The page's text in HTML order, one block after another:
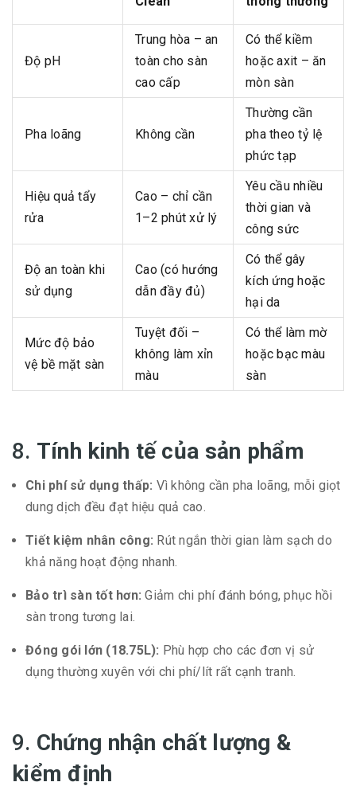
Độ pH
Trung hòa – an
toàn cho sàn
cao cấp
Có thể kiềm
hoặc axit – ăn
mòn sàn
Pha loãng Không cần
Thường cần
pha theo tỷ lệ
phức tạp
Hiệu quả tẩy
rửa
Cao – chỉ cần
1–2 phút xử lý
Yêu cầu nhiều
thời gian và
công sức
Độ an toàn khi
sử dụng
Cao (có hướng
dẫn đầy đủ)
Có thể gây
kích ứng hoặc
hại da
Mức độ bảo
vệ bề mặt sàn
Tuyệt đối –
không làm xỉn
màu
Có thể làm mờ
hoặc bạc màu
sàn
8. Tính kinh tế của sản phẩm
Chi phí sử dụng thấp: Vì không cần pha loãng, mỗi giọt
dung dịch đều đạt hiệu quả cao.
Tiết kiệm nhân công: Rút ngắn thời gian làm sạch do
khả năng hoạt động nhanh.
Bảo trì sàn tốt hơn: Giảm chi phí đánh bóng, phục hồi
sàn trong tương lai.
Đóng gói lớn (18.75L): Phù hợp cho các đơn vị sử
dụng thường xuyên với chi phí/lít rất cạnh tranh.
9. Chứng nhận chất lượng &
kiểm định